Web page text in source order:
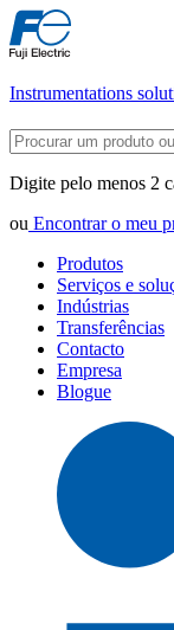
Instrumentations
Digite pelo menos 2
ou Encontrar o meu
Produtos
Serviços e
Indústrias
Transferências
Contacto
Empresa
Blogue